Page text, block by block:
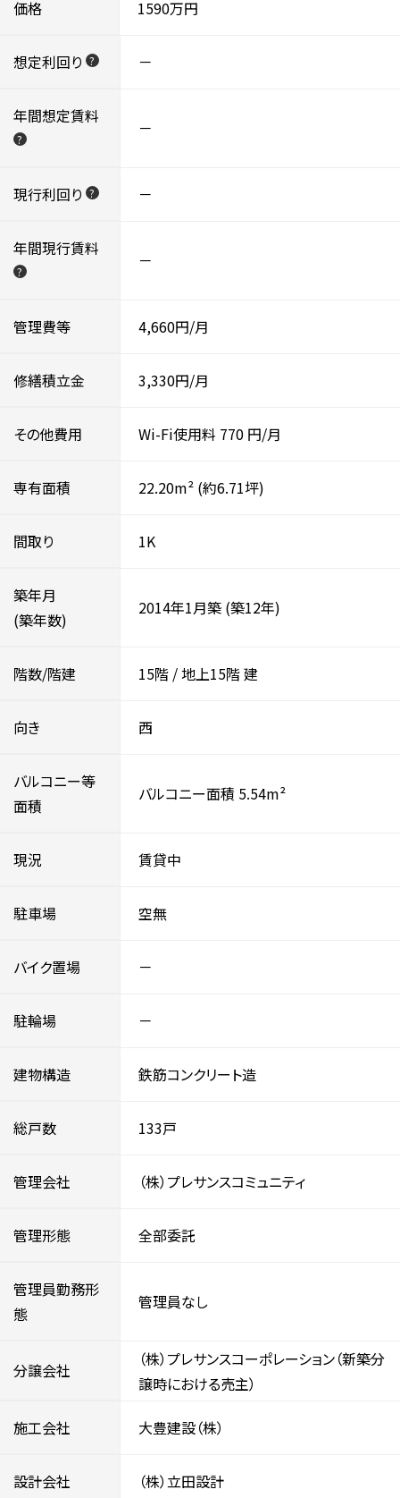
価格 1590万円
想定利回り ? －
年間想定賃料
? －
現行利回り ? －
年間現行賃料
? －
管理費等 4,660円/月
修繕積立金 3,330円/月
その他費用 Wi-Fi使用料 770 円/月
専有面積 22.20m² (約6.71坪)
間取り 1K
築年月
(築年数)
2014年1月築 (築12年)
階数/階建 15階 /地上15階建
向き 西
バルコニー等
面積
バルコニー面積 5.54m²
現況 賃貸中
駐車場 空無
バイク置場 －
駐輪場 －
建物構造 鉄筋コンクリート造
総戸数 133戸
管理会社 （株）プレサンスコミュニティ
管理形態 全部委託
管理員勤務形
態
管理員なし
分譲会社
（株）プレサンスコーポレーション（新築分
譲時における売主）
施工会社 大豊建設（株）
設計会社 （株）立田設計